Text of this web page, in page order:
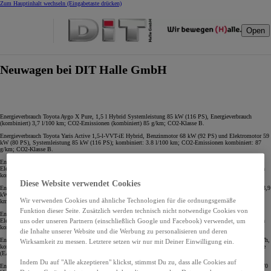
Zum Hauptinhalt wechseln (Eingabetaste drücken)
Open
Neuwagen bei DIT Halle GmbH
Energieverbrauch Toyota Aygo X Pure, 1,5 l Hybrid Systemleistung 85 kW (116 PS), Energieverbrauch
(kombiniert) 3,7 l/100 km; CO2-Emissionen (kombiniert) 85 g/km; CO2-Klasse B.
Energieverbrauch Toyota Yaris Active 1,5-l-VVT-iE Hybrid, Benzinmotor 68 kW (92 PS) und Elektromotor 59
kW (80 PS), Systemleistung 85 kW (116 PS); kombiniert: 3.8 l/100 km; CO2-Emissionen kombiniert: 87
g/km; CO2-Klasse B.
Energieverbrauch Toyota Yaris Cross Basis Hybrid, 1,5-l-VVT-i Benzinmotor, 68 kW (92 PS), und
Elektromotor, 59 kW (80 PS), Systemleistung 85 kW (116 PS) kombiniert: 4,5 l/100 km; CO2-Emissionen
kombiniert: 101 g/km; CO2-Klasse C.
Energieverbrauch Toyota bZ4X Comfort, Frontantrieb, 57,7-kWh-Batterie, 123 kW (167 PS), kombiniert: 13,9
kWh/100 km; CO2-Emissionen (kombiniert): 0 g/km. CO2-Klasse: A; elektrische Reichweite (EAER): 444
km und elektrische Reichweite innerorts (EAER City): 640 km.**
Energieverbrauch Toyota Yaris Cross Basis Hybrid, 1,5-l-VVT-i Benzinmotor, 68 kW (92 PS), und
Elektromotor, 59 kW (80 PS), Systemleistung 85 kW (116 PS) kombiniert: 4,5 l/100 km; CO2-Emissionen
kombiniert: 101 g/km; CO2-Klasse C.
Energieverbrauch Toyota bZ4X Touring Teamplayer Allrad Elektromotor 280 kW (380 PS), Batterie 74,7 kWh,
kombiniert: 15,3 kWh/100 km; CO2-Emissionen kombiniert: 0 g/km; CO2-Klasse A; elektrische Reichweite
(EAER): 528 km und elektrische Reichweite innerorts (EAER City): 720 km.**
Energieverbrauch Toyota C-HR Active Hybrid, 1,8-l-VVT-i Benzinmotor 72 kW (98 PS) und Elektromotor 70
Diese Website verwendet Cookies
Wir verwenden Cookies und ähnliche Technologien für die ordnungsgemäße
Funktion dieser Seite. Zusätzlich werden technisch nicht notwendige Cookies von
uns oder unseren Partnern (einschließlich Google und Facebook) verwendet, um
die Inhalte unserer Website und die Werbung zu personalisieren und deren
Wirksamkeit zu messen. Letztere setzen wir nur mit Deiner Einwilligung ein.
Indem Du auf "Alle akzeptieren" klickst, stimmst Du zu, dass alle Cookies auf